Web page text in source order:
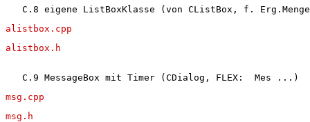
C.8 eigene ListBoxKlasse (von CListBox, f.
alistbox.cpp
alistbox.h
C.9 MessageBox mit Timer (CDialog, FLEX:  Mes ...)
msg.cpp
msg.h